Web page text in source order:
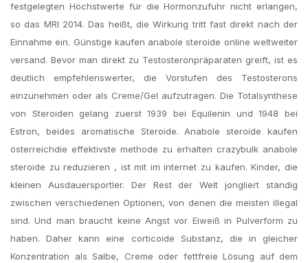
festgelegten Höchstwerte für die Hormonzufuhr nicht erlangen,
so das MRI 2014. Das heißt, die Wirkung tritt fast direkt nach der
Einnahme ein. Günstige kaufen anabole steroide online weltweiter
versand. Bevor man direkt zu Testosteronpräparaten greift, ist es
deutlich empfehlenswerter, die Vorstufen des Testosterons
einzunehmen oder als Creme/Gel aufzutragen. Die Totalsynthese
von Steroiden gelang zuerst 1939 bei Equilenin und 1948 bei
Estron, beides aromatische Steroide. Anabole steroide kaufen
österreichdie effektivste methode zu erhalten crazybulk anabole
steroide zu reduzieren , ist mit im internet zu kaufen. Kinder, die
kleinen Ausdauersportler. Der Rest der Welt jongliert ständig
zwischen verschiedenen Optionen, von denen die meisten illegal
sind. Und man braucht keine Angst vor Eiweiß in Pulverform zu
haben. Daher kann eine corticoide Substanz, die in gleicher
Konzentration als Salbe, Creme oder fettfreie Lösung auf dem